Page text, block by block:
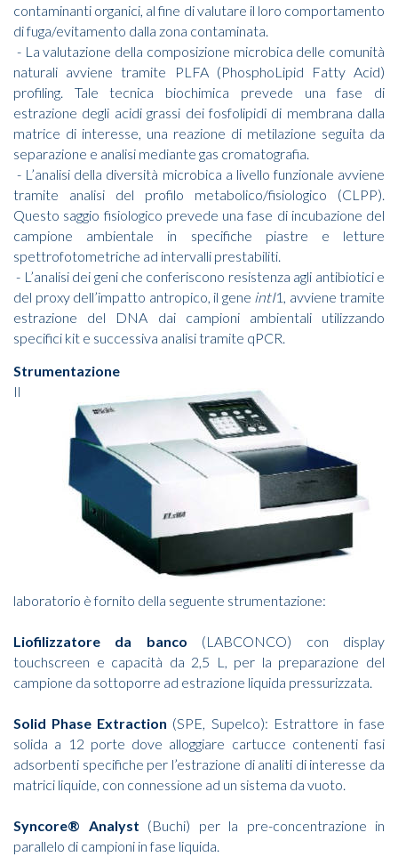
contaminanti organici, al fine di valutare il loro comportamento
di fuga/evitamento dalla zona contaminata.
- La valutazione della composizione microbica delle comunità
naturali avviene tramite PLFA (PhosphoLipid Fatty Acid)
profiling. Tale tecnica biochimica prevede una fase di
estrazione degli acidi grassi dei fosfolipidi di membrana dalla
matrice di interesse, una reazione di metilazione seguita da
separazione e analisi mediante gas cromatografia.
- L’analisi della diversità microbica a livello funzionale avviene
tramite analisi del profilo metabolico/fisiologico (CLPP).
Questo saggio fisiologico prevede una fase di incubazione del
campione ambientale in specifiche piastre e letture
spettrofotometriche ad intervalli prestabiliti.
- L’analisi dei geni che conferiscono resistenza agli antibiotici e
del proxy dell’impatto antropico, il gene intI1, avviene tramite
estrazione del DNA dai campioni ambientali utilizzando
specifici kit e successiva analisi tramite qPCR.
Strumentazione
Il
laboratorio è fornito della seguente strumentazione:
Liofilizzatore da banco (LABCONCO) con display
touchscreen e capacità da 2,5 L, per la preparazione del
campione da sottoporre ad estrazione liquida pressurizzata.
Solid Phase Extraction (SPE, Supelco): Estrattore in fase
solida a 12 porte dove alloggiare cartucce contenenti fasi
adsorbenti specifiche per l’estrazione di analiti di interesse da
matrici liquide, con connessione ad un sistema da vuoto.
Syncore® Analyst (Buchi) per la pre-concentrazione in
parallelo di campioni in fase liquida.